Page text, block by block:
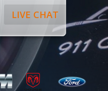
LIVE CHAT